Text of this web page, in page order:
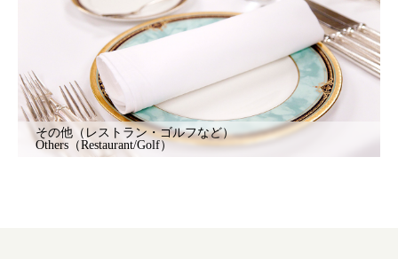
その他（レストラン・ゴルフなど）
Others（Restaurant/Golf）